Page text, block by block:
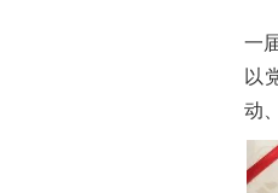
一
以
动